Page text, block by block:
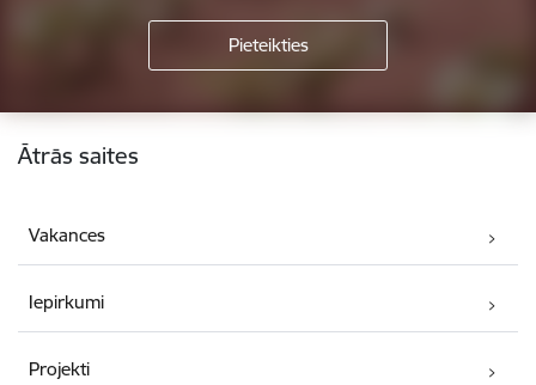
Kājene
Ātrās saites
Vakances
Iepirkumi
Projekti